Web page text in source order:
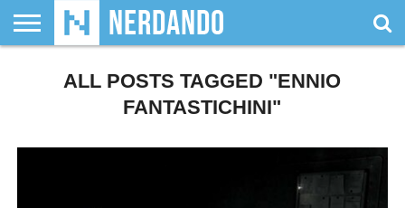
SIAMO
GIOCHI
GIOCHI
VIDEOGAMES
FUMETTI
& LIBRI
MAGIC:
DUNGEONS
WRESTLING
NERDANDO
AWARDS
BOLLINIALL POSTS TAGGED "ENNIO
FANTASTICHINI"